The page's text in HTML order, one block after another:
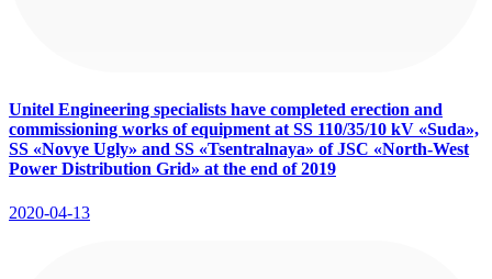
Unitel Engineering specialists have completed erection and
commissioning works of equipment at SS 110/35/10 kV «Suda»,
SS «Novye Ugly» and SS «Tsentralnaya» of JSC «North-West
Power Distribution Grid» at the end of 2019
2020-04-13